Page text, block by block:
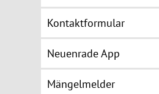
Kontaktformular
Neuenrade App
Mängelmelder